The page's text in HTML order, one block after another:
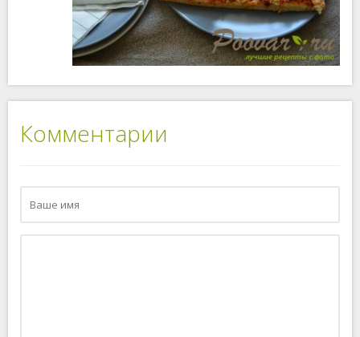
Комментарии